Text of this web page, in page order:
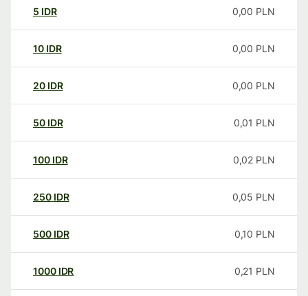
5 IDR 0,00 PLN
10 IDR 0,00 PLN
20 IDR 0,00 PLN
50 IDR 0,01 PLN
100 IDR 0,02 PLN
250 IDR 0,05 PLN
500 IDR 0,10 PLN
1000 IDR 0,21 PLN